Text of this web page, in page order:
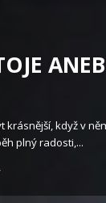
krásnější, když v
plný radosti,...